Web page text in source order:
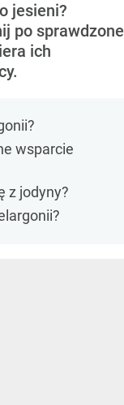
jesieni?
po sprawdzone
ich
wsparcie
z jodyny?